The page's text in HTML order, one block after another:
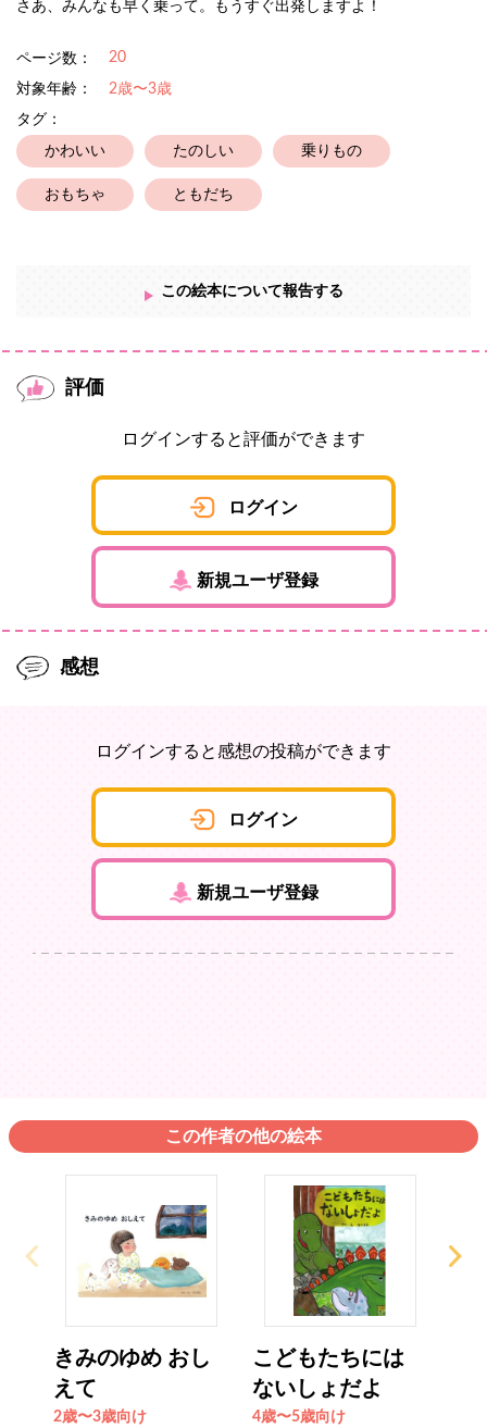
さあ、みんなも早く乗って。もうすぐ出発しますよ！
ページ数： 20
対象年齢：
2歳〜3歳
タグ：
かわいい たのしい 乗りもの
おもちゃ ともだち
この絵本について報告する
評価
ログインすると評価ができます
ログイン
新規ユーザ登録
感想
ログインすると感想の投稿ができます
ログイン
新規ユーザ登録
この作者の他の絵本
きみのゆめ おし
えて
2歳〜3歳向け
こどもたちには
ないしょだよ
4歳〜5歳向け